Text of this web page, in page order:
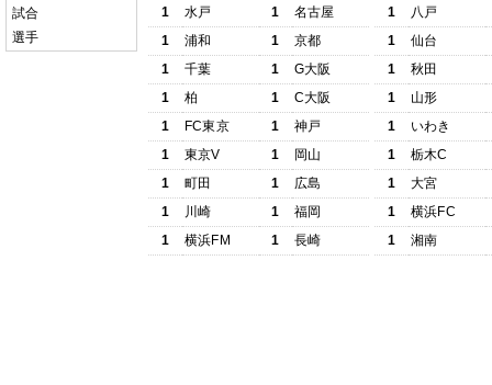
試合
選手
1
水戸 1
名古屋
1
浦和 1
京都
1
千葉 1
G大阪
1
柏 1
C大阪
1
FC東京 1
神戸
1
東京V 1
岡山
1
町田 1
広島
1
川崎 1
福岡
1
横浜FM 1 長崎
1
八戸
1
仙台
1
秋田
1
山形
1
いわき
1
栃木C
1
大宮
1
横浜FC
1
湘南